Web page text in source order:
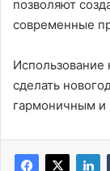
позволяют
современные
Использование
сделать
гармоничным